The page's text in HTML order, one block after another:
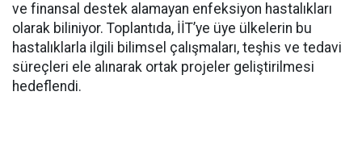
ve finansal destek alamayan enfeksiyon hastalıkları
olarak biliniyor. Toplantıda, İİT’ye üye ülkelerin bu
hastalıklarla ilgili bilimsel çalışmaları, teşhis ve tedavi
süreçleri ele alınarak ortak projeler geliştirilmesi
hedeflendi.